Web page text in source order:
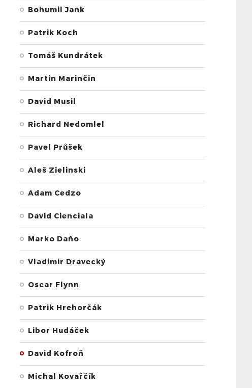
Bohumil Jank
Patrik Koch
Tomáš Kundrátek
Martin Marinčin
David Musil
Richard Nedomlel
Pavel Průšek
Aleš Zielinski
Adam Cedzo
David Cienciala
Marko Daňo
Vladimír Dravecký
Oscar Flynn
Patrik Hrehorčák
Libor Hudáček
David Kofroň
Michal Kovařčík